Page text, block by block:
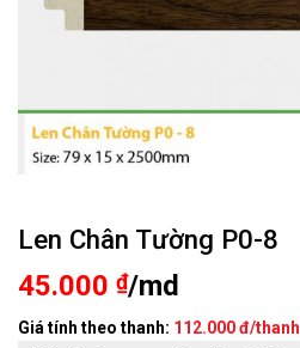
Len Chân Tường P0-8
45.000 ₫/md
Giá tính theo thanh: 112.000 đ/thanh